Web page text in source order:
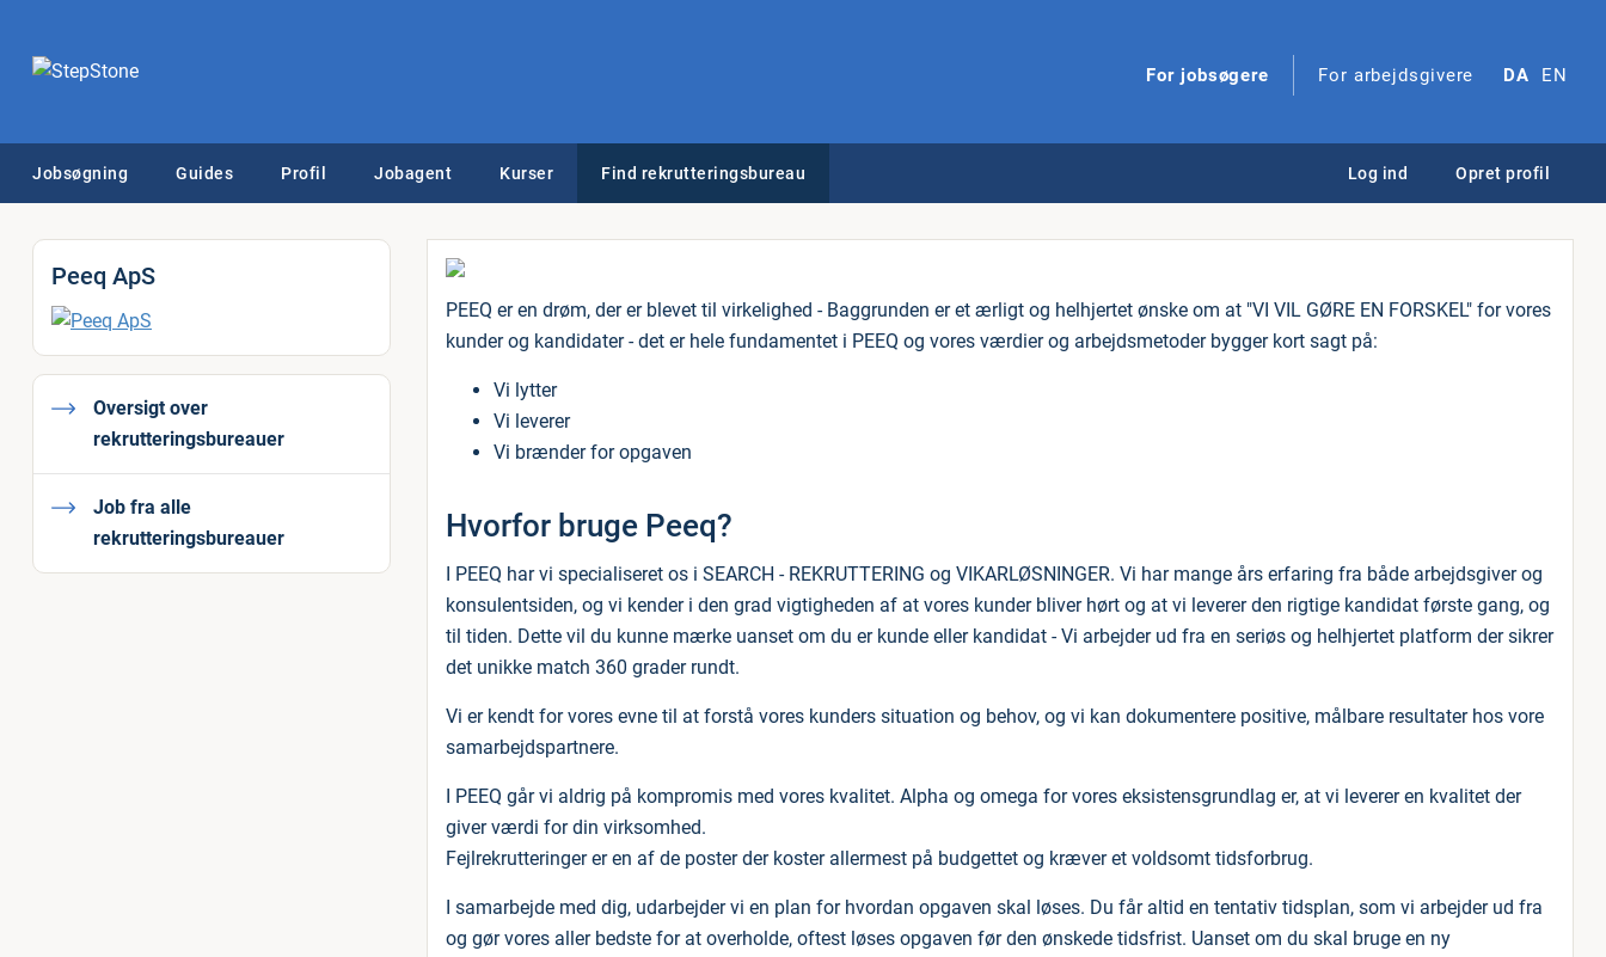
For jobsøgere For arbejdsgivere DA EN
Jobsøgning Guides Profil Jobagent Kurser Find rekrutteringsbureau Log ind Opret profil
Peeq ApS
Oversigt over
rekrutteringsbureauer
Job fra alle
rekrutteringsbureauer
PEEQ er en drøm, der er blevet til virkelighed - Baggrunden er et ærligt og helhjertet ønske om at "VI VIL GØRE EN FORSKEL" for vores
kunder og kandidater - det er hele fundamentet i PEEQ og vores værdier og arbejdsmetoder bygger kort sagt på:
Vi lytter
Vi leverer
Vi brænder for opgaven
Hvorfor bruge Peeq?
I PEEQ har vi specialiseret os i SEARCH - REKRUTTERING og VIKARLØSNINGER. Vi har mange års erfaring fra både arbejdsgiver og
konsulentsiden, og vi kender i den grad vigtigheden af at vores kunder bliver hørt og at vi leverer den rigtige kandidat første gang, og
til tiden. Dette vil du kunne mærke uanset om du er kunde eller kandidat - Vi arbejder ud fra en seriøs og helhjertet platform der sikrer
det unikke match 360 grader rundt.
Vi er kendt for vores evne til at forstå vores kunders situation og behov, og vi kan dokumentere positive, målbare resultater hos vore
samarbejdspartnere.
I PEEQ går vi aldrig på kompromis med vores kvalitet. Alpha og omega for vores eksistensgrundlag er, at vi leverer en kvalitet der
giver værdi for din virksomhed.
Fejlrekrutteringer er en af de poster der koster allermest på budgettet og kræver et voldsomt tidsforbrug.
I samarbejde med dig, udarbejder vi en plan for hvordan opgaven skal løses. Du får altid en tentativ tidsplan, som vi arbejder ud fra
og gør vores aller bedste for at overholde, oftest løses opgaven før den ønskede tidsfrist. Uanset om du skal bruge en ny